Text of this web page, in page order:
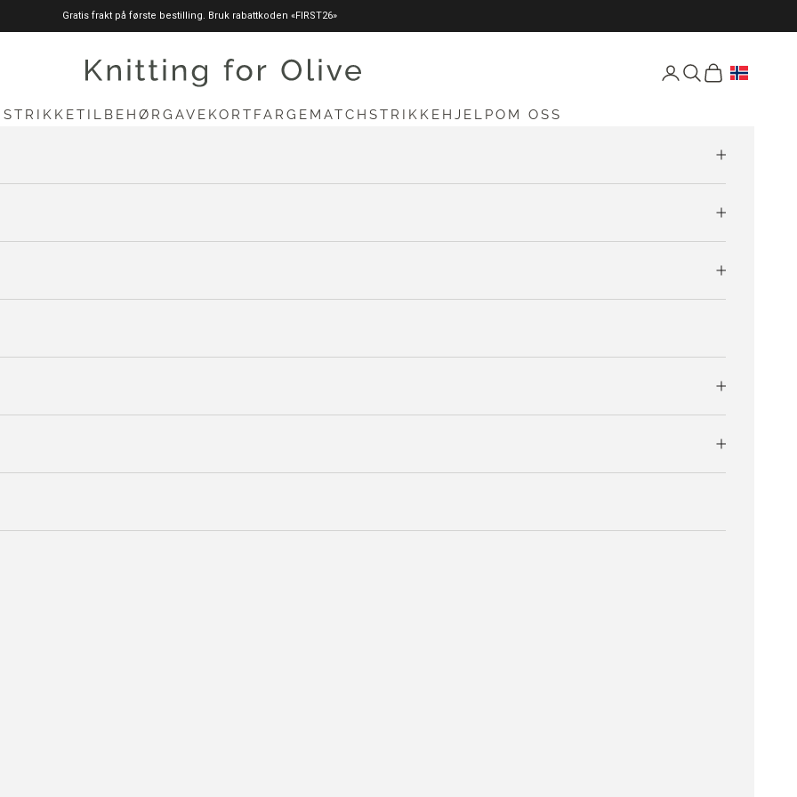
Gratis frakt på første bestilling. Bruk rabattkoden «FIRST26»
knittingforolive.com Åpne konto-siden
Åpne søk
Åpen vogn
STRIKKETILBEHØR GAVEKORT FARGEMATCH STRIKKEHJELPOM OSS